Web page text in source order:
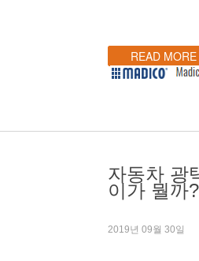
READ MORE
자동차 광
이가 뭘까
2019년 09월 30일